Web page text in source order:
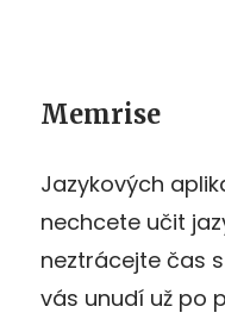
Memrise
Jazykových
nechcete učit
neztrácejte čas
vás unudí už po